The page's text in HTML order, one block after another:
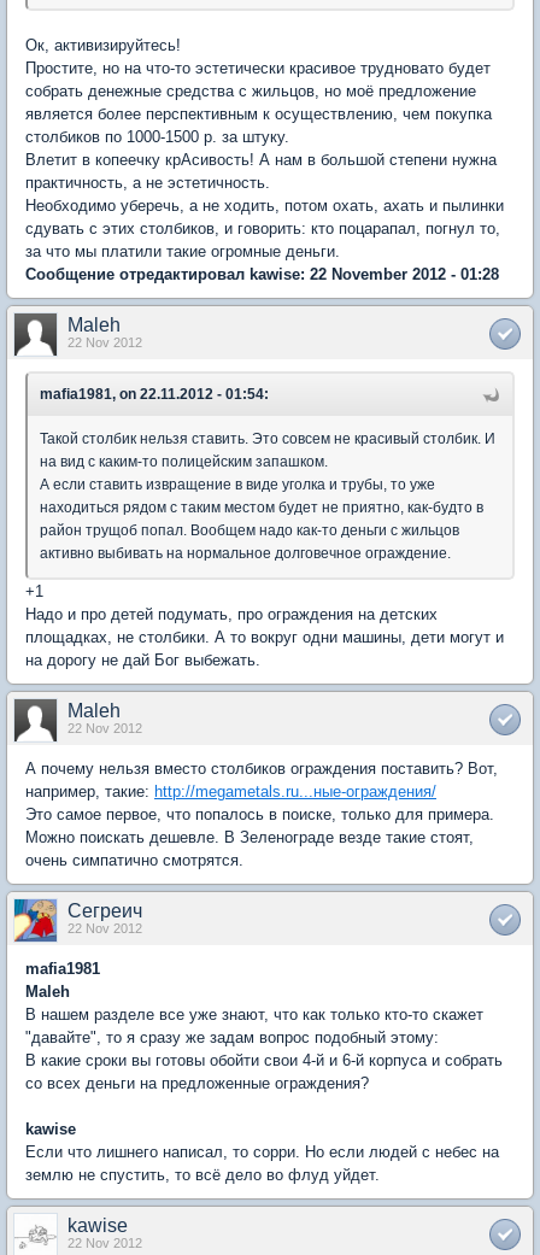
Ок, активизируйтесь!
Простите, но на что-то эстетически красивое трудновато будет
собрать денежные средства с жильцов, но моё предложение
является более перспективным к осуществлению, чем покупка
столбиков по 1000-1500 р. за штуку.
Влетит в копеечку крАсивость! А нам в большой степени нужна
практичность, а не эстетичность.
Необходимо уберечь, а не ходить, потом охать, ахать и пылинки
сдувать с этих столбиков, и говорить: кто поцарапал, погнул то,
за что мы платили такие огромные деньги.
Сообщение отредактировал kawise: 22 November 2012 - 01:28
Maleh
22 Nov 2012
mafia1981, on 22.11.2012 - 01:54:
Такой столбик нельзя ставить. Это совсем не красивый столбик. И
на вид с каким-то полицейским запашком.
А если ставить извращение в виде уголка и трубы, то уже
находиться рядом с таким местом будет не приятно, как-будто в
район трущоб попал. Вообщем надо как-то деньги с жильцов
активно выбивать на нормальное долговечное ограждение.
+1
Надо и про детей подумать, про ограждения на детских
площадках, не столбики. А то вокруг одни машины, дети могут и
на дорогу не дай Бог выбежать.
Maleh
22 Nov 2012
А почему нельзя вместо столбиков ограждения поставить? Вот,
например, такие: http://megametals.ru...ные-ограждения/
Это самое первое, что попалось в поиске, только для примера.
Можно поискать дешевле. В Зеленограде везде такие стоят,
очень симпатично смотрятся.
Сегреич
22 Nov 2012
mafia1981
Maleh
В нашем разделе все уже знают, что как только кто-то скажет
"давайте", то я сразу же задам вопрос подобный этому:
В какие сроки вы готовы обойти свои 4-й и 6-й корпуса и собрать
со всех деньги на предложенные ограждения?
kawise
Если что лишнего написал, то сорри. Но если людей с небес на
землю не спустить, то всё дело во флуд уйдет.
kawise
22 Nov 2012